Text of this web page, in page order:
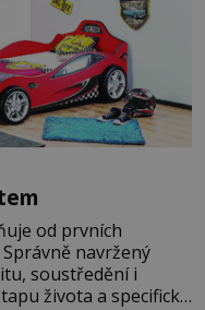
od prvních
navržený
soustředění i
života a specifické